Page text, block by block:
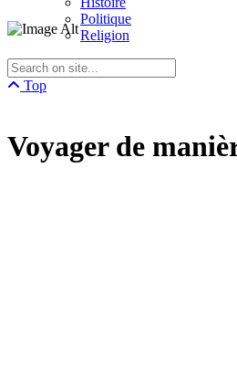
Politique
Religion
Top
Voyager de